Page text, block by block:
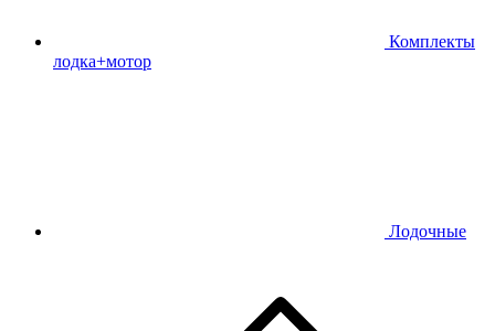
Комплекты
лодка+мотор
Лодочные